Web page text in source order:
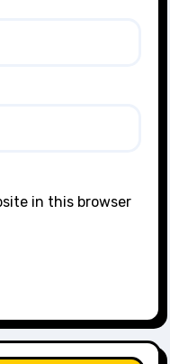
in this browser